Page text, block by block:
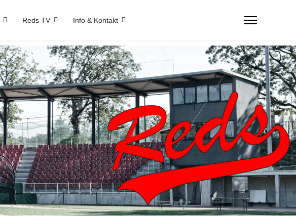
Reds TV Info & Kontakt